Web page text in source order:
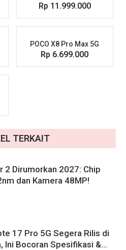
Rp 11.999.000
POCO X8 Pro Max 5G
Rp 6.699.000
TERKAIT
2 Dirumorkan 2027: Chip
dan Kamera 48MP!
17 Pro 5G Segera Rilis di
Ini Bocoran Spesifikasi &